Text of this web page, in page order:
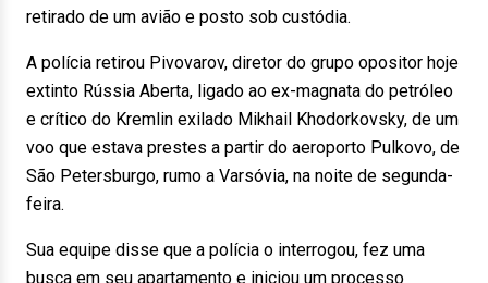
retirado de um avião e posto sob custódia.
A polícia retirou Pivovarov, diretor do grupo opositor hoje
extinto Rússia Aberta, ligado ao ex-magnata do petróleo
e crítico do Kremlin exilado Mikhail Khodorkovsky, de um
voo que estava prestes a partir do aeroporto Pulkovo, de
São Petersburgo, rumo a Varsóvia, na noite de segunda-
feira.
Sua equipe disse que a polícia o interrogou, fez uma
busca em seu apartamento e iniciou um processo